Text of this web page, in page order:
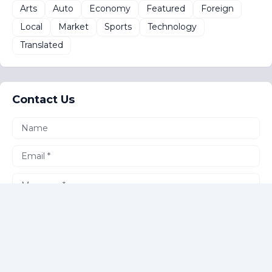
Arts Auto Economy Featured
Foreign
Local
Market Sports
Technology
Translated
Contact Us